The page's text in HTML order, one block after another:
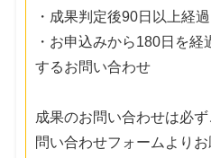
・成果判定後90日以上経
・お申込みから180日を
するお問い合わせ
成果のお問い合わせは必
問い合わせフォームより